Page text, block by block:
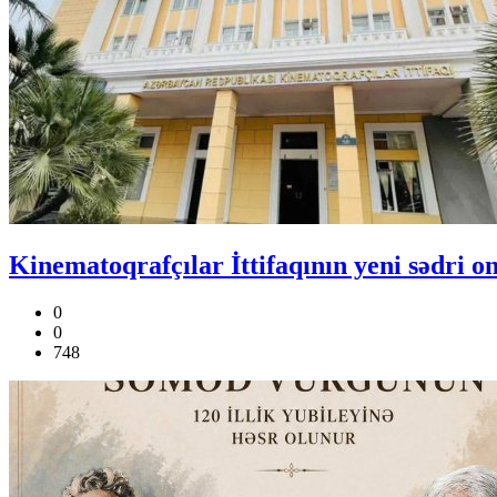
Kinematoqrafçılar İttifaqının yeni sədri
0
0
748